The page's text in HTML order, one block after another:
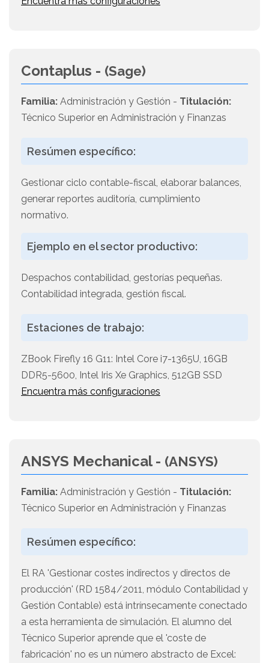
Contaplus - (Sage)
Familia: Administración y Gestión - Titulación:
Técnico Superior en Administración y Finanzas
Resúmen específico:
Gestionar ciclo contable-fiscal, elaborar balances,
generar reportes auditoría, cumplimiento
normativo.
Ejemplo en el sector productivo:
Despachos contabilidad, gestorías pequeñas.
Contabilidad integrada, gestión fiscal.
Estaciones de trabajo:
ZBook Firefly 16 G11: Intel Core i7-1365U, 16GB
DDR5-5600, Intel Iris Xe Graphics, 512GB SSD
Encuentra más configuraciones
ANSYS Mechanical - (ANSYS)
Familia: Administración y Gestión - Titulación:
Técnico Superior en Administración y Finanzas
Resúmen específico:
El RA 'Gestionar costes indirectos y directos de
producción' (RD 1584/2011, módulo Contabilidad y
Gestión Contable) está intrínsecamente conectado
a esta herramienta de simulación. El alumno del
Técnico Superior aprende que el 'coste de
fabricación' no es un número abstracto de Excel: